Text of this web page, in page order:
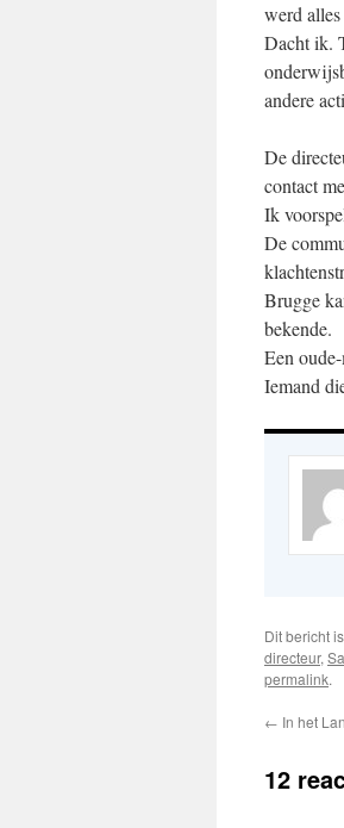
werd
Dacht ik.
andere
De
contact
Ik
De
Brugge
bekende.
Een
Iemand
Dit bericht
directeur,
permalink.
← In het
12